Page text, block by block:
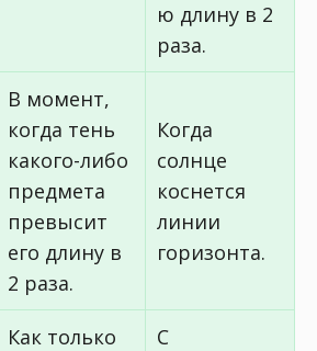
ю длину в 2
раза.
В момент,
когда тень
какого-либо
предмета
превысит
его длину в
2 раза.
Когда
солнце
коснется
линии
горизонта.
Как только
С